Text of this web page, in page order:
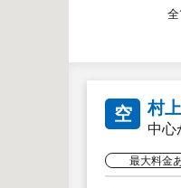
空 村
中心
最大料金